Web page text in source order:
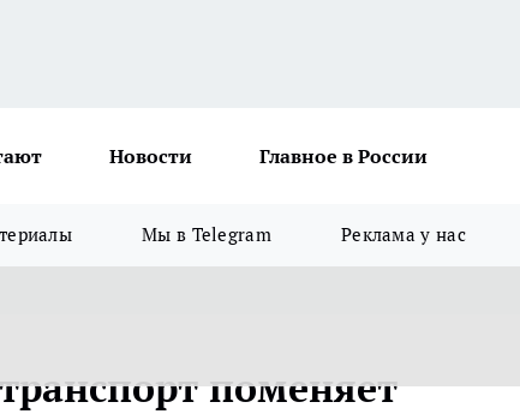
Новости Главное в России
Мы в Telegram Реклама у нас
поменяет